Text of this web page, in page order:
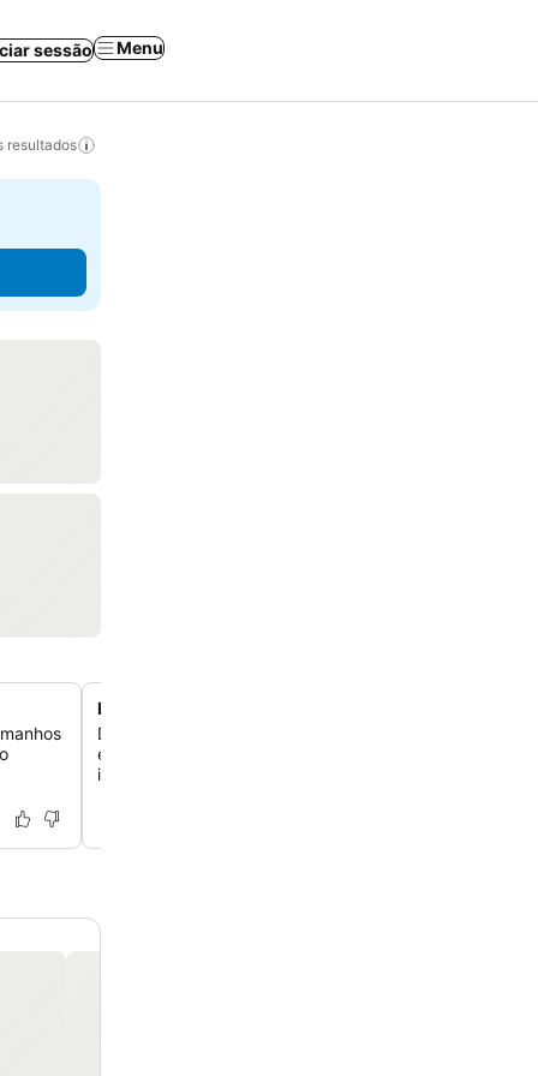
sessão Menu
resultados
Boliche e tênis de mesa no local
Desfrute de momentos divertidos com a família e
entretenimento dedicada do hotel, completa com pista
instalações para tênis de mesa.